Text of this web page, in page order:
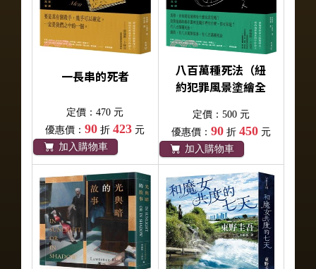
一長串的死者
定價：470 元
優惠價：90 折423 元
加入購物車
八百萬種死法（紐
約犯罪風景塗繪全
定價：500 元
優惠價： 90折 450元
加入購物車